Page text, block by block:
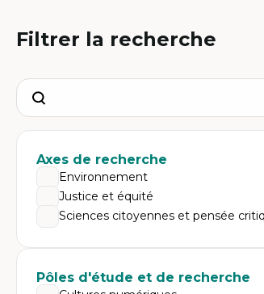
Filtrer la recherche
Search
Axes de recherche
Environnement
Justice et équité
Sciences citoyennes et pensée
Pôles d'étude et de recherche